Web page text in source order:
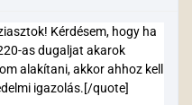
Kérdésem, hogy ha
as dugaljat akarok
alakítani, akkor ahhoz kell
igazolás.[/quote]